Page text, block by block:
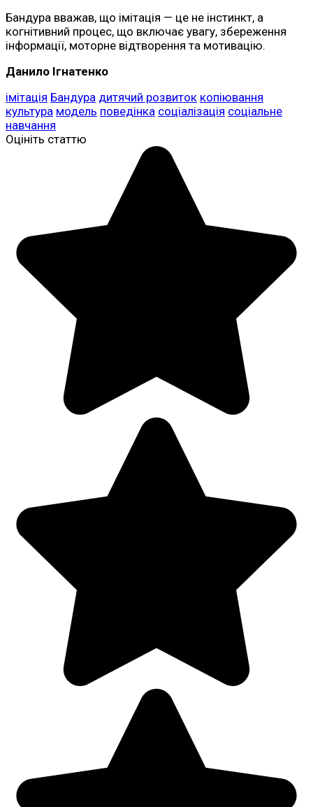
Бандура вважав, що імітація — це не інстинкт, а
когнітивний процес, що включає увагу, збереження
інформації, моторне відтворення та мотивацію.
Данило Ігнатенко
імітація Бандура дитячий розвиток копіювання
культура модель поведінка соціалізація соціальне
навчання
Оцініть статтю